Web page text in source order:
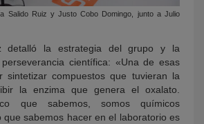
Salido Ruiz y Justo Cobo Domingo, junto a Julio
detalló la estrategia del grupo y la
científica: «Una de esas
sintetizar compuestos que tuvieran la
la enzima que genera el oxalato.
que sabemos, somos químicos
que sabemos hacer en el laboratorio es